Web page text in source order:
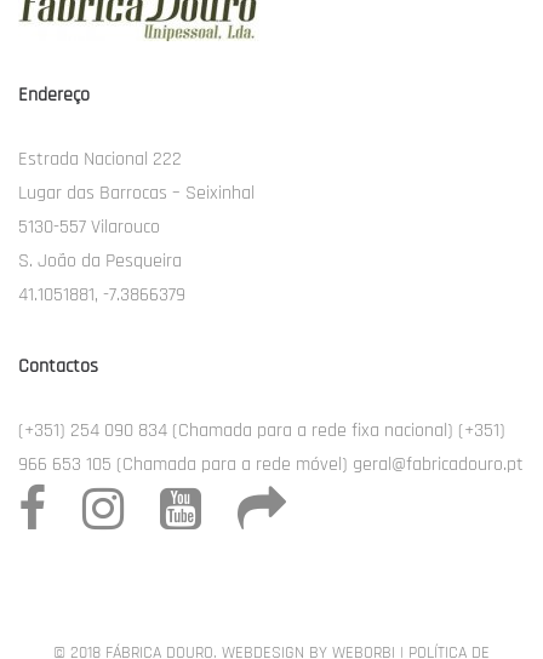
Endereço
Estrada Nacional 222
Lugar das Barrocas – Seixinhal
5130-557 Vilarouco
S. João da Pesqueira
41.1051881, -7.3866379
Contactos
(+351) 254 090 834 (Chamada para a rede fixa nacional) (+351)
966 653 105 (Chamada para a rede móvel) geral@fabricadouro.pt
© 2018 FÁBRICA DOURO. WEBDESIGN BY WEBORBI | POLÍTICA DE